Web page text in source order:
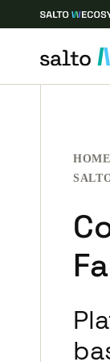
Global
Español
Germany
HOME